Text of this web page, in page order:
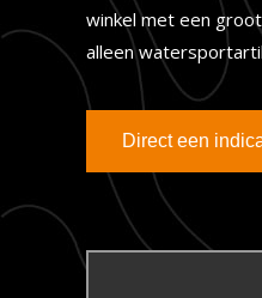
winkel met een
alleen
Direct een